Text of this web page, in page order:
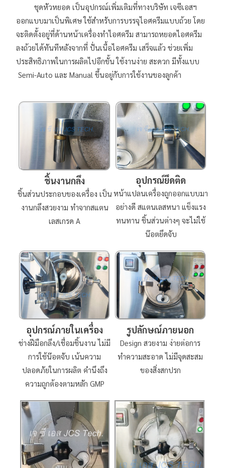
ชุดหัวหยอด เป็นอุปกรณ์เพิ่มเติมที่ทางบริษัท เจซีเอสฯ
ออกแบบมาเป็นพิเศษ ใช้สำหรับการบรรจุไอศครีมแบบถ้วย โดย
จะติดตั้งอยู่ที่ด้านหน้าเครื่องทำไอศครีม สามารถหยอดไอศครีม
ลงถ้วยได้ทันทีหลังจากที่ ปั่นเนื้อไอศครีม เสร็จแล้ว ช่วยเพิ่ม
ประสิทธิภาพในการผลิตไปอีกขั้น ใช้งานง่าย สะดวก มีทั้งแบบ
Semi-Auto และ Manual ขึ้นอยู่กับการใช้งานของลูกค้า
ชิ้นงานกลึง
ชิ้นส่วนประกอบของเครื่อง เป็น
งานกลึงสวยงาม ทำจากสแตน
เลสเกรด A
อุปกรณ์ยึดติด
หน้าแปลนเครื่องถูกออกแบบมา
อย่างดี สแตนเลสหนา แข็งแรง
ทนทาน ชิ้นส่วนต่างๆ จะไม่ใช้
น๊อตยึดจับ
อุปกรณ์ภายในเครื่อง
ช่างฝีมือกลึง/เชื่อมชิ้นงาน ไม่มี
การใช้น๊อตจับ เน้นความ
ปลอดภัยในการผลิต คำนึงถึง
ความถูกต้องตามหลัก GMP
รูปลักษณ์ภายนอก
Design สวยงาม ง่ายต่อการ
ทำความสะอาด ไม่มีจุดสะสม
ของสิ่งสกปรก